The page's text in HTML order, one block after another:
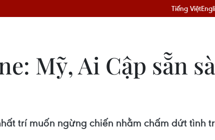
Tiếng Việt
Mỹ, Ai Cập sẵn
trí muốn ngừng chiến nhằm chấm dứt tình